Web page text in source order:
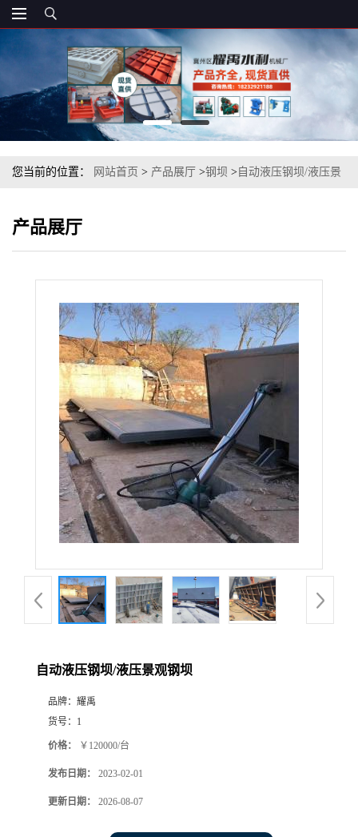
您当前的位置： 网站首页 > 产品展厅 >钢坝 > 自动液压钢坝/液压景
产品展厅
自动液压钢坝/液压景观钢坝
品牌： 耀禹
货号： 1
价格： ￥120000/台
发布日期： 2023-02-01
更新日期： 2026-08-07